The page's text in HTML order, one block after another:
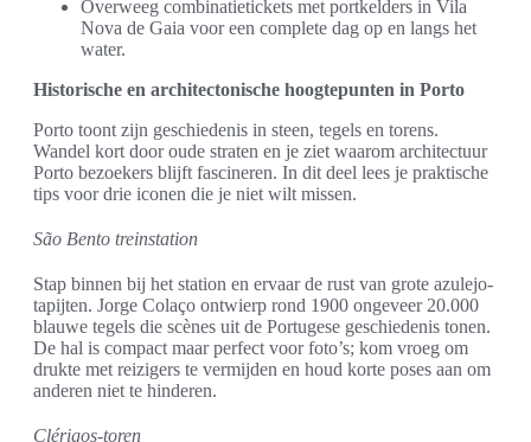
Overweeg combinatietickets met portkelders in Vila
Nova de Gaia voor een complete dag op en langs het
water.
Historische en architectonische hoogtepunten in Porto
Porto toont zijn geschiedenis in steen, tegels en torens.
Wandel kort door oude straten en je ziet waarom architectuur
Porto bezoekers blijft fascineren. In dit deel lees je praktische
tips voor drie iconen die je niet wilt missen.
São Bento treinstation
Stap binnen bij het station en ervaar de rust van grote azulejo-
tapijten. Jorge Colaço ontwierp rond 1900 ongeveer 20.000
blauwe tegels die scènes uit de Portugese geschiedenis tonen.
De hal is compact maar perfect voor foto’s; kom vroeg om
drukte met reizigers te vermijden en houd korte poses aan om
anderen niet te hinderen.
Clérigos-toren